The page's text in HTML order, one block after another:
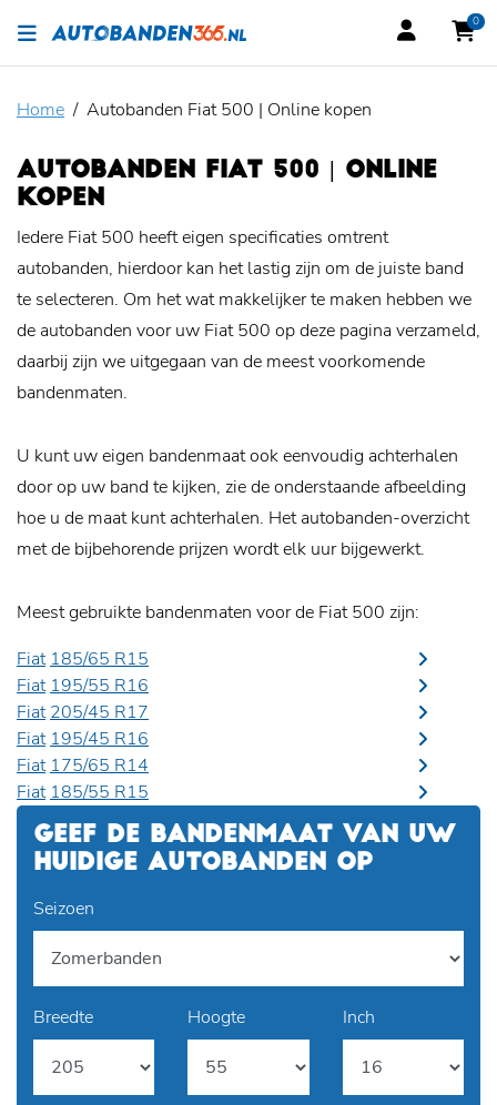
0
Home Autobanden Fiat 500 | Online kopen
AUTOBANDEN FIAT 500 | ONLINE
KOPEN
Iedere Fiat 500 heeft eigen specificaties omtrent
autobanden, hierdoor kan het lastig zijn om de juiste band
te selecteren. Om het wat makkelijker te maken hebben we
de autobanden voor uw Fiat 500 op deze pagina verzameld,
daarbij zijn we uitgegaan van de meest voorkomende
bandenmaten.
U kunt uw eigen bandenmaat ook eenvoudig achterhalen
door op uw band te kijken, zie de onderstaande afbeelding
hoe u de maat kunt achterhalen. Het autobanden-overzicht
met de bijbehorende prijzen wordt elk uur bijgewerkt.
Meest gebruikte bandenmaten voor de Fiat 500 zijn:
Fiat 185/65 R15
Fiat 195/55 R16
Fiat 205/45 R17
Fiat 195/45 R16
Fiat 175/65 R14
Fiat 185/55 R15
GEEF DE BANDENMAAT VAN UW
HUIDIGE AUTOBANDEN OP
Seizoen
Breedte Hoogte Inch